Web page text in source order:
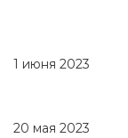
1 июня 2023
20 мая 2023